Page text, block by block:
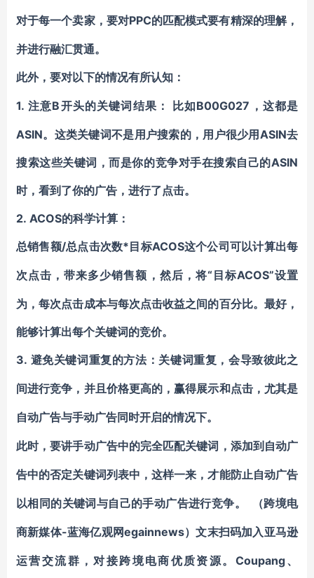
对于每一个卖家，要对PPC的匹配模式要有精深的理解，
并进行融汇贯通。
此外，要对以下的情况有所认知：
1.注意B开头的关键词结果： 比如B00G027，这都是
ASIN。这类关键词不是用户搜索的，用户很少用ASIN去
搜索这些关键词，而是你的竞争对手在搜索自己的ASIN
时，看到了你的广告，进行了点击。
2. ACOS的科学计算：
总销售额/总点击次数*目标ACOS这个公司可以计算出每
次点击，带来多少销售额，然后，将“目标ACOS”设置
为，每次点击成本与每次点击收益之间的百分比。最好，
能够计算出每个关键词的竞价。
3. 避免关键词重复的方法： 关键词重复，会导致彼此之
间进行竞争，并且价格更高的，赢得展示和点击，尤其是
自动广告与手动广告同时开启的情况下。
此时，要讲手动广告中的完全匹配关键词，添加到自动广
告中的否定关键词列表中，这样一来，才能防止自动广告
以相同的关键词与自己的手动广告进行竞争。 （跨境电
商新媒体-蓝海亿观网egainnews）文末扫码加入亚马逊
运营交流群 ，对接跨境电商优质资源。 Coupang、